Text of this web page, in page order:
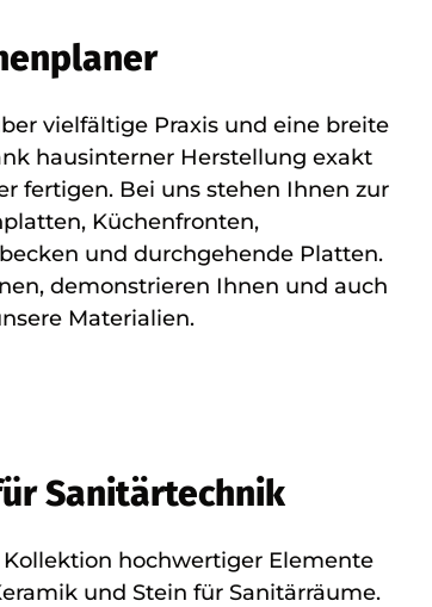
vielfältige Praxis und eine breite
hausinterner Herstellung exakt
fertigen. Bei uns stehen Ihnen zur
Küchenfronten,
und durchgehende Platten.
demonstrieren Ihnen und auch
Materialien.
Sanitärtechnik
hochwertiger Elemente
und Stein für Sanitärräume.